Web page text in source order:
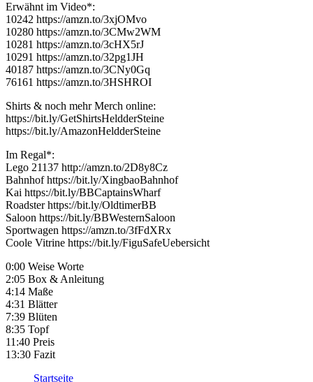
Erwähnt im Video*:
10242 https://amzn.to/3xjOMvo
10280 https://amzn.to/3CMw2WM
10281 https://amzn.to/3cHX5rJ
10291 https://amzn.to/32pg1JH
40187 https://amzn.to/3CNy0Gq
76161 https://amzn.to/3HSHROI
Shirts & noch mehr Merch online:
https://bit.ly/GetShirtsHeldderSteine
https://bit.ly/AmazonHeldderSteine
Im Regal*:
Lego 21137 http://amzn.to/2D8y8Cz
Bahnhof https://bit.ly/XingbaoBahnhof
Kai https://bit.ly/BBCaptainsWharf
Roadster https://bit.ly/OldtimerBB
Saloon https://bit.ly/BBWesternSaloon
Sportwagen https://amzn.to/3fFdXRx
Coole Vitrine https://bit.ly/FiguSafeUebersicht
0:00 Weise Worte
2:05 Box & Anleitung
4:14 Maße
4:31 Blätter
7:39 Blüten
8:35 Topf
11:40 Preis
13:30 Fazit
Startseite